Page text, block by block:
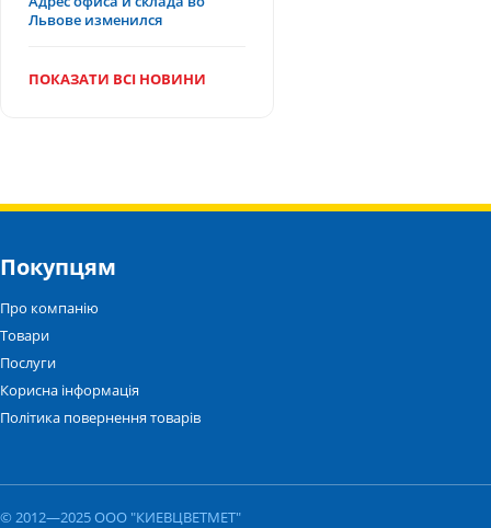
Львове изменился
ПОКАЗАТИ ВСІ НОВИНИ
Покупцям
Про компанію
Товари
Послуги
Корисна інформація
Політика повернення товарів
© 2012—2025 ООО "КИЕВЦВЕТМЕТ"